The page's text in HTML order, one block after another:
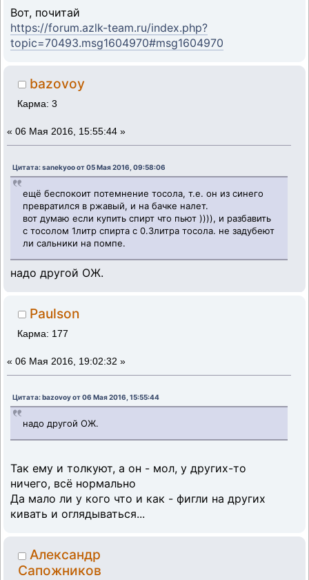
Вот, почитай
https://forum.azlk-team.ru/index.php?
topic=70493.msg1604970#msg1604970
bazovoy
Карма: 3
« 06 Мая 2016, 15:55:44 »
Цитата: sanekyoo от 05 Мая 2016, 09:58:06
ещё беспокоит потемнение тосола, т.е. он из синего
превратился в ржавый, и на бачке налет.
вот думаю если купить спирт что пьют )))), и разбавить
с тосолом 1литр спирта с 0.3литра тосола. не задубеют
ли сальники на помпе.
надо другой ОЖ.
Paulson
Карма: 177
« 06 Мая 2016, 19:02:32 »
Цитата: bazovoy от 06 Мая 2016, 15:55:44
надо другой ОЖ.
Так ему и толкуют, а он - мол, у других-то
ничего, всё нормально
Да мало ли у кого что и как - фигли на других
кивать и оглядываться...
Александр
Сапожников